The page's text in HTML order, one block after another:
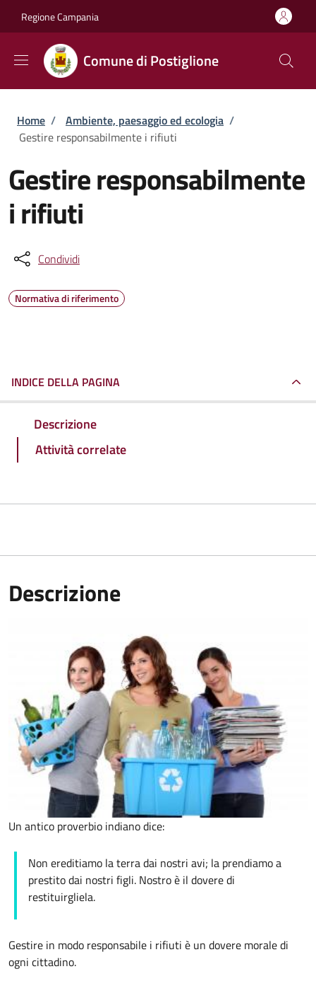
Regione Campania
Comune di Postiglione
Briciole di pane
Home / Ambiente, paesaggio ed ecologia /
Gestire responsabilmente i rifiuti
Gestire responsabilmente
i rifiuti
Condividi
Normativa di riferimento
INDICE DELLA PAGINA
Descrizione
Attività correlate
Descrizione
Un antico proverbio indiano dice:
Non ereditiamo la terra dai nostri avi; la prendiamo a
prestito dai nostri figli. Nostro è il dovere di
restituirgliela.
Gestire in modo responsabile i rifiuti è un dovere morale di
ogni cittadino.